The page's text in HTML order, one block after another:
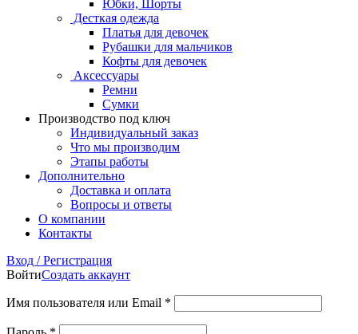
Юбки, Шорты
Десткая одежда
Платья для девочек
Рубашки для мальчиков
Кофты для девочек
Аксессуары
Ремни
Сумки
Производство под ключ
Индивидуальный заказ
Что мы производим
Этапы работы
Дополнительно
Доставка и оплата
Вопросы и ответы
О компании
Контакты
Вход / Регистрация
ВойтиСоздать аккаунт
Имя пользователя или Email *